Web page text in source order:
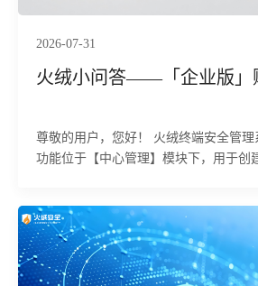
2026-07-31
火绒小问答——「企业版」
尊敬的用户，您好！ 火绒终端安全管理系统2.0的账号管理
功能位于【中心管理】模块下，用于创